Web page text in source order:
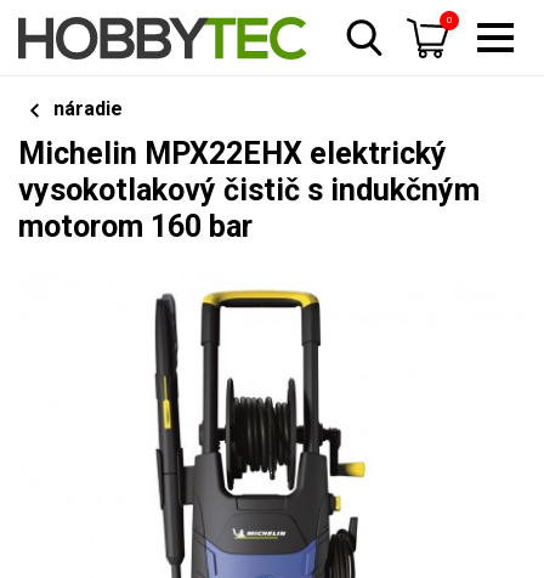
0
náradie
Michelin MPX22EHX elektrický
vysokotlakový čistič s indukčným
motorom 160 bar